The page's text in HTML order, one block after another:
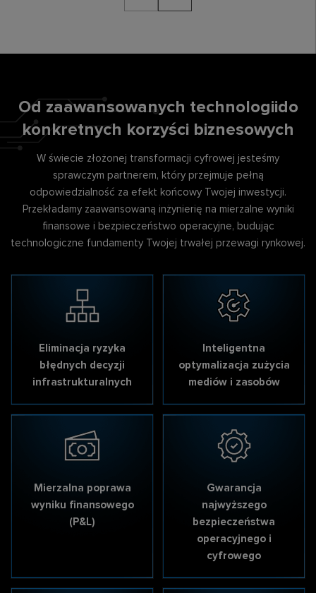
wdrożeniach
telekomunikacyjnych
infrastruktury sieciowej
Sieć core, IP i network assurance
Wdrożenia projektów IP
Network assurance i digital
Deep network observability
Automatyzacja i
orkiestracja w sieciach IP
Cyberbezpieczeństwo sieci
oraz zarządzanie
Agenci AI w operacjach
nieruchomości poprzez
nowoczesną łączność
Technologie łączności dla nieruchomości i
obiektów
System DAS
Od zaawansowanych technologiido
konkretnych korzyści biznesowych
W świecie złożonej transformacji cyfrowej jesteśmy
sprawczym partnerem, który przejmuje pełną
odpowiedzialność za efekt końcowy Twojej inwestycji.
Przekładamy zaawansowaną inżynierię na mierzalne wyniki
finansowe i bezpieczeństwo operacyjne, budując
technologiczne fundamenty Twojej trwałej przewagi rynkowej.
Eliminacja ryzyka
błędnych decyzji
infrastrukturalnych
Inteligentna
optymalizacja zużycia
mediów i zasobów
Mierzalna poprawa
wyniku finansowego
(P&L)
Gwarancja
najwyższego
bezpieczeństwa
operacyjnego i
cyfrowego